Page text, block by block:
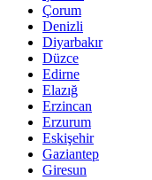
Çorum
Denizli
Diyarbakır
Düzce
Edirne
Elazığ
Erzincan
Erzurum
Eskişehir
Gaziantep
Giresun